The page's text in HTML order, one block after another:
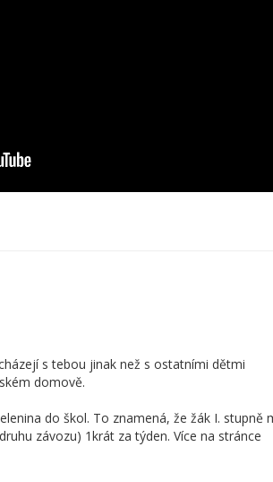
s tebou jinak než s ostatními dětmi
domově.
do škol. To znamená, že žák I. stupně
závozu) 1krát za týden. Více na stránce